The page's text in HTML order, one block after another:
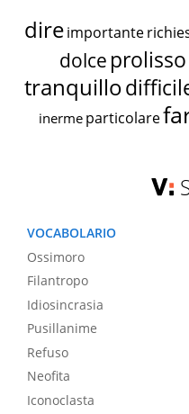
dire importante
dolce prolisso
tranquillo
inerme particolare
VOCABOLARIO
Ossimoro
Filantropo
Idiosincrasia
Pusillanime
Refuso
Neofita
Iconoclasta